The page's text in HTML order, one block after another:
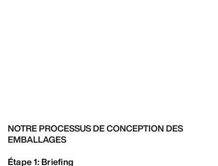
NOTRE PROCESSUS DE CONCEPTION DES
EMBALLAGES
Étape 1: Briefing